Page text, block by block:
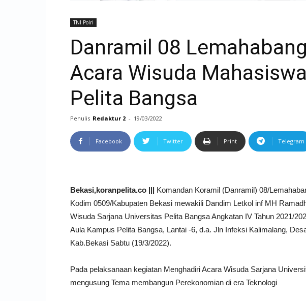
TNI Polri
Danramil 08
Acara Wisuda
Pelita Bangsa
Penulis Redaktur 2 - 19/03/2022
Facebook Twitter Print Telegram
Bekasi,koranpelita.co ||| Komandan Koramil (Danramil) 08/
Kodim 0509/Kabupaten Bekasi mewakili Dandim Letkol inf MH
Wisuda Sarjana Universitas Pelita Bangsa Angkatan IV Tahun 2021/
Aula Kampus Pelita Bangsa, Lantai -6, d.a. Jln Infeksi Kalimalang,
Kab.Bekasi Sabtu (19/3/2022).
Pada pelaksanaan kegiatan Menghadiri Acara Wisuda Sarjana
mengusung Tema membangun Perekonomian di era Teknologi